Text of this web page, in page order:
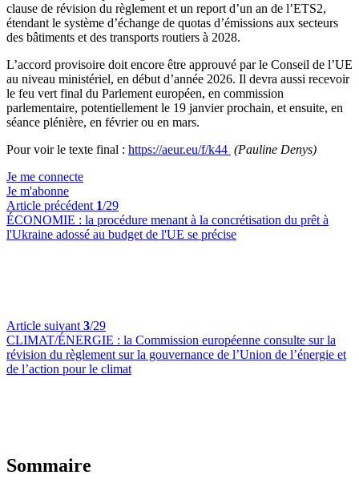
clause de révision du règlement et un report d’un an de l’ETS2,
étendant le système d’échange de quotas d’émissions aux secteurs
des bâtiments et des transports routiers à 2028.
L’accord provisoire doit encore être approuvé par le Conseil de l’UE
au niveau ministériel, en début d’année 2026. Il devra aussi recevoir
le feu vert final du Parlement européen, en commission
parlementaire, potentiellement le 19 janvier prochain, et ensuite, en
séance plénière, en février ou en mars.
Pour voir le texte final : https://aeur.eu/f/k44 (Pauline Denys)
Je me connecte
Je m'abonne
Article précédent 1/29
ÉCONOMIE : la procédure menant à la concrétisation du prêt à
l'Ukraine adossé au budget de l'UE se précise
Article suivant 3/29
CLIMAT/ÉNERGIE : la Commission européenne consulte sur la
révision du règlement sur la gouvernance de l’Union de l’énergie et
de l’action pour le climat
Sommaire